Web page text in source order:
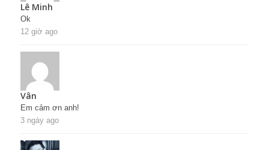
Lê Minh
Ok
12 giờ ago
Vân
Em cảm ơn anh!
3 ngày ago